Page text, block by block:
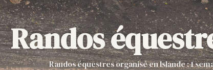
Randos
Randos équestres organisé en Islande : 1